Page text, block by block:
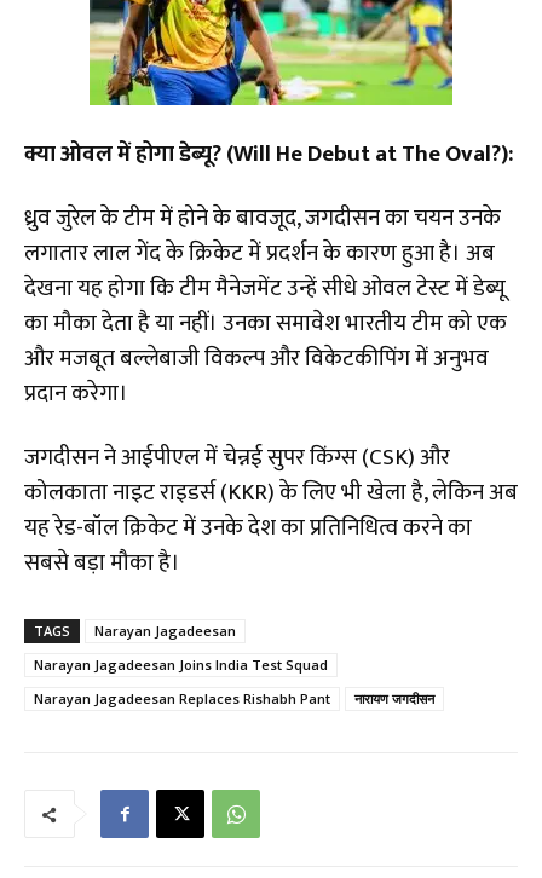
क्या ओवल में होगा डेब्यू? (Will He Debut at The Oval?):
ध्रुव जुरेल के टीम में होने के बावजूद, जगदीसन का चयन उनके
लगातार लाल गेंद के क्रिकेट में प्रदर्शन के कारण हुआ है। अब
देखना यह होगा कि टीम मैनेजमेंट उन्हें सीधे ओवल टेस्ट में डेब्यू
का मौका देता है या नहीं। उनका समावेश भारतीय टीम को एक
और मजबूत बल्लेबाजी विकल्प और विकेटकीपिंग में अनुभव
प्रदान करेगा।
जगदीसन ने आईपीएल में चेन्नई सुपर किंग्स (CSK) और
कोलकाता नाइट राइडर्स (KKR) के लिए भी खेला है, लेकिन अब
यह रेड-बॉल क्रिकेट में उनके देश का प्रतिनिधित्व करने का
सबसे बड़ा मौका है।
TAGS
Narayan Jagadeesan
Narayan Jagadeesan Joins India Test Squad
Narayan Jagadeesan Replaces Rishabh Pant
नारायण जगदीसन